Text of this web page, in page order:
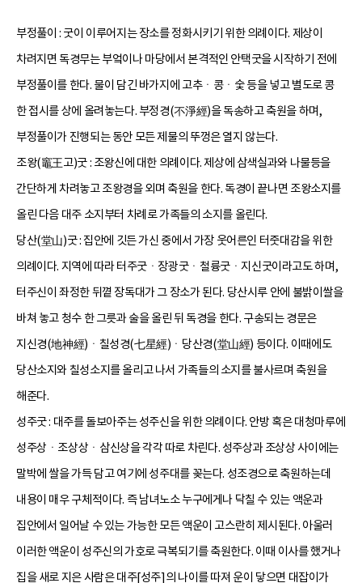
부정풀이 : 굿이 이루어지는 장소를 정화시키기 위한 의례이다. 제상이
차려지면 독경무는 부엌이나 마당에서 본격적인 안택굿을 시작하기 전에
부정풀이를 한다. 물이 담긴 바가지에 고추ㆍ콩ㆍ숯 등을 넣고 별도로 콩
한 접시를 상에 올려놓는다. 부정경(不淨經)을 독송하고 축원을 하며,
부정풀이가 진행되는 동안 모든 제물의 뚜껑은 열지 않는다.
조왕(竈王고)굿 : 조왕신에 대한 의례이다. 제상에 삼색실과와 나물등을
간단하게 차려놓고 조왕경을 외며 축원을 한다. 독경이 끝나면 조왕소지를
올린 다음 대주 소지부터 차례로 가족들의 소지를 올린다.
당산(堂山)굿 : 집안에 깃든 가신 중에서 가장 웃어른인 터줏대감을 위한
의례이다. 지역에 따라 터주굿ㆍ장광굿ㆍ철륭굿ㆍ지신굿이라고도 하며,
터주신이 좌정한 뒤꼍 장독대가 그 장소가 된다. 당산시루 안에 불밝이쌀을
바쳐 놓고 청수 한 그릇과 술을 올린 뒤 독경을 한다. 구송되는 경문은
지신경(地神經)ㆍ칠성경(七星經)ㆍ당산경(堂山經) 등이다. 이때에도
당산소지와 칠성소지를 올리고 나서 가족들의 소지를 불사르며 축원을
해준다.
성주굿 : 대주를 돌보아주는 성주신을 위한 의례이다. 안방 혹은 대청마루에
성주상ㆍ조상상ㆍ삼신상을 각각 따로 차린다. 성주상과 조상상 사이에는
말박에 쌀을 가득 담고 여기에 성주대를 꽂는다. 성조경으로 축원하는데
내용이 매우 구체적이다. 즉 남녀노소 누구에게나 닥칠 수 있는 액운과
집안에서 일어날 수 있는 가능한 모든 액운이 고스란히 제시된다. 아울러
이러한 액운이 성주신의 가호로 극복되기를 축원한다. 이때 이사를 했거나
집을 새로 지은 사람은 대주[성주]의 나이를 따져 운이 닿으면 대잡이가